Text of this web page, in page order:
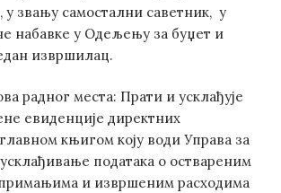
у звању самостални саветник, у
набавке у Одељењу за буџет и
извршилац.
радног места: Прати и усклађује
евиденције директних
књигом коју води Управа за
података о оствареним
и извршеним расходима